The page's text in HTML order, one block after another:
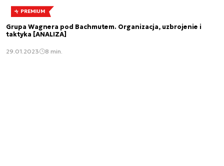
PREMIUM
Grupa Wagnera pod Bachmutem. Organizacja, uzbrojenie i
taktyka [ANALIZA]
29.01.2023 8 min.